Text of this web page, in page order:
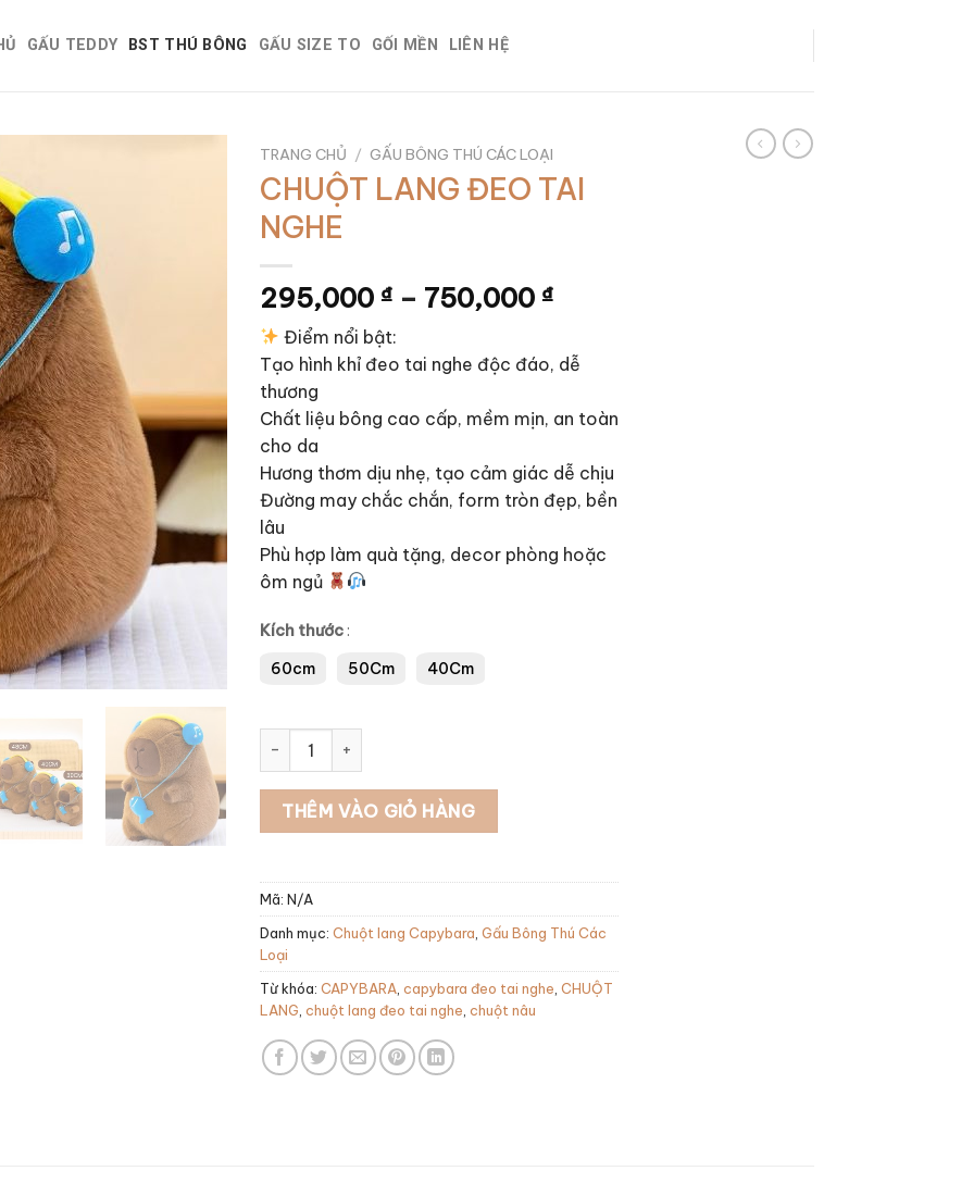
GẤU TEDDY BST THÚ BÔNG GẤU SIZE TO GỐI MỀN LIÊN HỆ
TRANG CHỦ / GẤU BÔNG THÚ CÁC LOẠI
CHUỘT LANG ĐEO TAI
NGHE
295,000 ₫ – 750,000 ₫
Điểm nổi bật:
Tạo hình khỉ đeo tai nghe độc đáo, dễ
thương
Chất liệu bông cao cấp, mềm mịn, an toàn
cho da
Hương thơm dịu nhẹ, tạo cảm giác dễ chịu
Đường may chắc chắn, form tròn đẹp, bền
lâu
Phù hợp làm quà tặng, decor phòng hoặc
ôm ngủ
Kích thước :
60cm
50Cm 40Cm
THÊM VÀO GIỎ HÀNG
Mã: N/A
Danh mục: Chuột lang Capybara Gấu Bông Thú Các
Loại
Từ khóa: CAPYBARA capybara đeo tai nghe CHUỘT
LANG chuột lang đeo tai nghe chuột nâu